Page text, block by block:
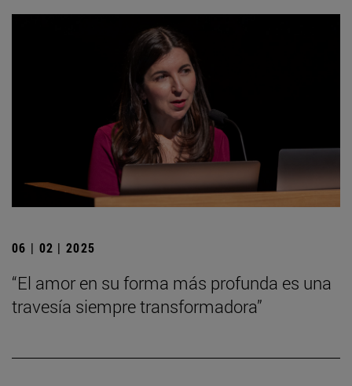
06 | 02 | 2025
“El amor en su forma más profunda es una
travesía siempre transformadora”